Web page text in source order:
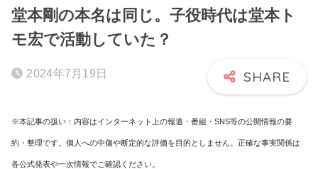
堂本剛の本名は同じ。子役時代は堂本ト
モ宏で活動していた？
2024年7月19日
※本記事の扱い：内容はインターネット上の報道・番組・SNS等の公開情報の要
約・整理です。個人への中傷や断定的な評価を目的としません。正確な事実関係は
各公式発表や一次情報でご確認ください。